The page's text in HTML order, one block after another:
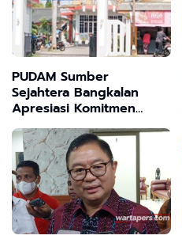
PUDAM Sumber
Sejahtera Bangkalan
Apresiasi Komitmen
Bupati dan Ketua TP
PKK Dukung Program
Prioritas Nasional